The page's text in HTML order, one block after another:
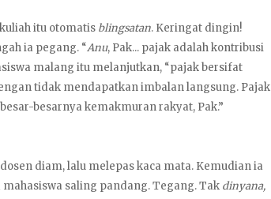
itu otomatis blingsatan. Keringat dingin!
ia pegang. “Anu, Pak... pajak adalah kontribusi
malang itu melanjutkan, “pajak bersifat
tidak mendapatkan imbalan langsung. Pajak
besarnya kemakmuran rakyat, Pak.”
diam, lalu melepas kaca mata. Kemudian ia
mahasiswa saling pandang. Tegang. Tak dinyana,